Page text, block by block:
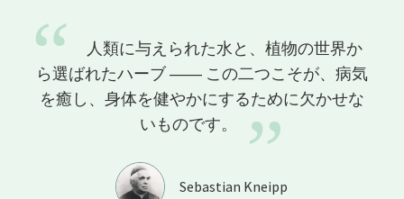
“
人類に与えられた水と、植物の世界か
ら選ばれたハーブ ―― この二つこそが、病気
を癒し、身体を健やかにするために欠かせな
いものです。
”
Sebastian Kneipp